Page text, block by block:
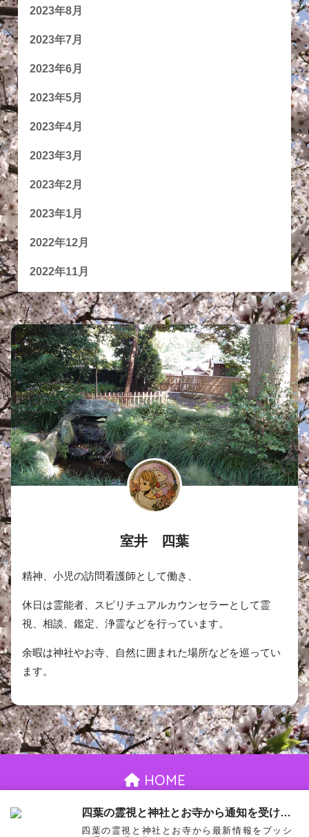
2023年8月
2023年7月
2023年6月
2023年5月
2023年4月
2023年3月
2023年2月
2023年1月
2022年12月
2022年11月
室井 四葉
精神、小児の訪問看護師として働き、
休日は霊能者、スピリチュアルカウンセラーとして霊
視、相談、鑑定、浄霊などを行っています。
余暇は神社やお寺、自然に囲まれた場所などを巡ってい
ます。
HOME
お問い合わせ 御依頼について プライバシーポリシー
© 2026 室井四葉 All rights reserved.
四葉の霊視と神社とお寺から通知を受け取る
四葉の霊視と神社とお寺から最新情報をプッシ